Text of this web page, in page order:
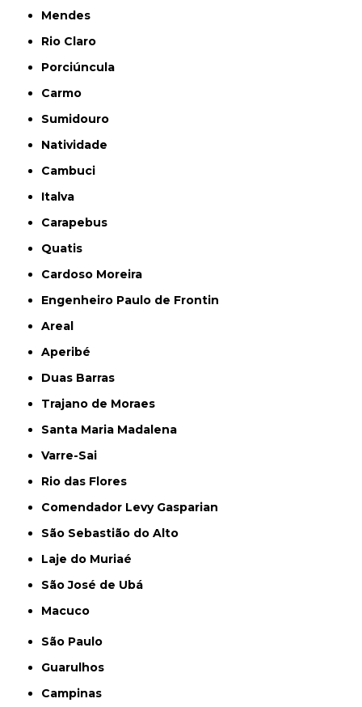
Mendes
Rio Claro
Porciúncula
Carmo
Sumidouro
Natividade
Cambuci
Italva
Carapebus
Quatis
Cardoso Moreira
Engenheiro Paulo de Frontin
Areal
Aperibé
Duas Barras
Trajano de Moraes
Santa Maria Madalena
Varre-Sai
Rio das Flores
Comendador Levy Gasparian
São Sebastião do Alto
Laje do Muriaé
São José de Ubá
Macuco
São Paulo
Guarulhos
Campinas